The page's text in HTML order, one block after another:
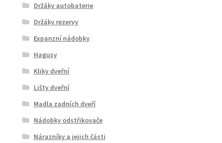
Držáky autobaterie
Držáky rezervy
Expanzní nádobky
Hagusy
Kliky dveřní
Lišty dveřní
Madla zadních dveří
Nádobky odstřikovače
Nárazníky a jejich části